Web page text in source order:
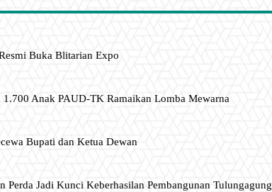
Buka Blitarian Expo
Anak PAUD-TK Ramaikan Lomba Mewarna
Bupati dan Ketua Dewan
Perda Jadi Kunci Keberhasilan Pembangunan Tulungagung